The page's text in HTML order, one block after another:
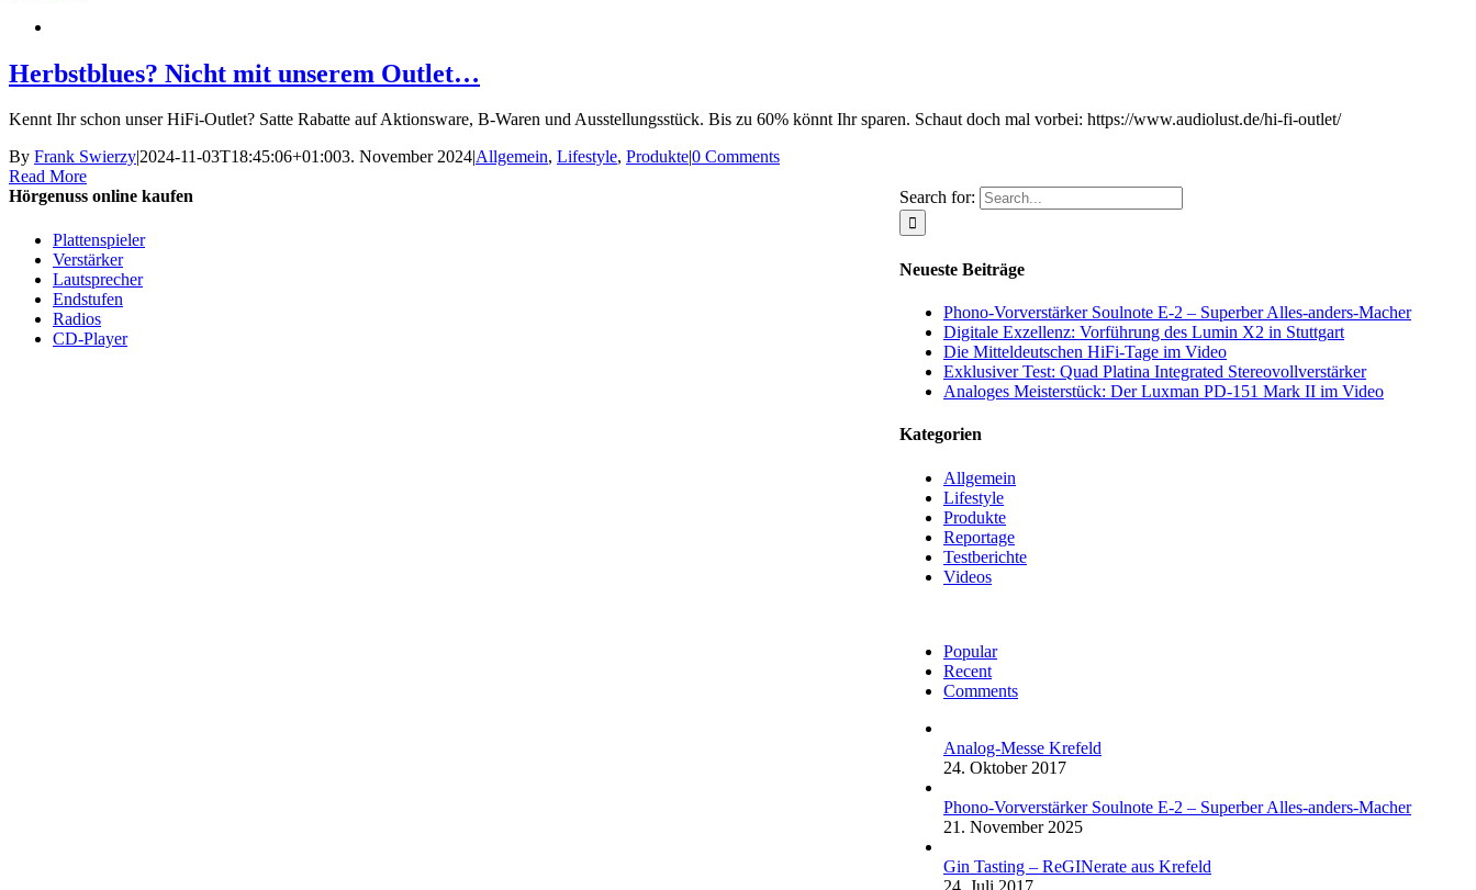
Herbstblues? Nicht mit unserem Outlet…
Kennt Ihr schon unser HiFi-Outlet? Satte Rabatte auf Aktionsware, B-Waren und Ausstellungsstück. Bis zu 60% könnt Ihr sparen. Schaut doch mal vorbei: https://www.audiolust.de/hi-fi-outlet/
By Frank Swierzy|2024-11-03T18:45:06+01:003. November 2024|Allgemein, Lifestyle, Produkte|0 Comments
Read More
Search for:
Neueste Beiträge
Phono-Vorverstärker Soulnote E-2 – Superber Alles-anders-Macher
Digitale Exzellenz: Vorführung des Lumin X2 in Stuttgart
Die Mitteldeutschen HiFi-Tage im Video
Exklusiver Test: Quad Platina Integrated Stereovollverstärker
Analoges Meisterstück: Der Luxman PD-151 Mark II im Video
Kategorien
Allgemein
Lifestyle
Produkte
Reportage
Testberichte
Videos
Popular
Recent
Comments
Analog-Messe Krefeld
24. Oktober 2017
Phono-Vorverstärker Soulnote E-2 – Superber Alles-anders-Macher
21. November 2025
Gin Tasting – ReGINerate aus Krefeld
24. Juli 2017
Hörgenuss online kaufen
Plattenspieler
Verstärker
Lautsprecher
Endstufen
Radios
CD-Player